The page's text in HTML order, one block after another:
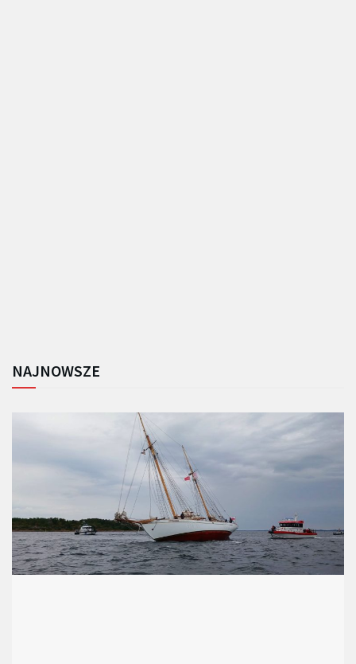
NAJNOWSZE